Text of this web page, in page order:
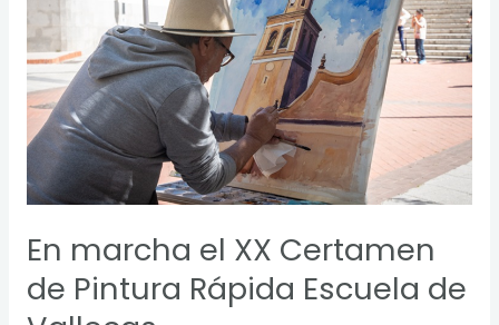
En marcha el XX Certamen
de Pintura Rápida Escuela de
XX
Certamen
de
Pintura
Rápida
Escuela
Vallecas